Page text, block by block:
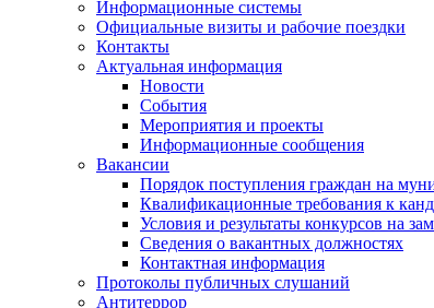
Информационные системы
Официальные визиты и рабочие поездки
Контакты
Актуальная информация
Новости
События
Мероприятия и проекты
Информационные сообщения
Вакансии
Порядок поступления граждан на
Квалификационные требования к
Условия и результаты конкурсов на
Сведения о вакантных должностях
Контактная информация
Протоколы публичных слушаний
Антитеррор